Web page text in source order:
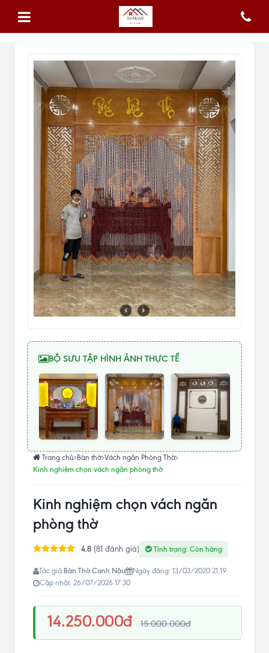
BỘ SƯU TẬP HÌNH ẢNH THỰC TẾ
Trang chủ Bàn thờ Vách ngăn Phòng Thờ
Kinh nghiệm chọn vách ngăn phòng thờ
Kinh nghiệm chọn vách ngăn
phòng thờ
4.8 (81 đánh giá) Tình trạng: Còn hàng
Tác giả:Bàn Thờ Canh Nậu
Ngày đăng: 13/03/2020 21:19
Cập nhật: 26/07/2026 17:30
14.250.000đ 15.000.000đ